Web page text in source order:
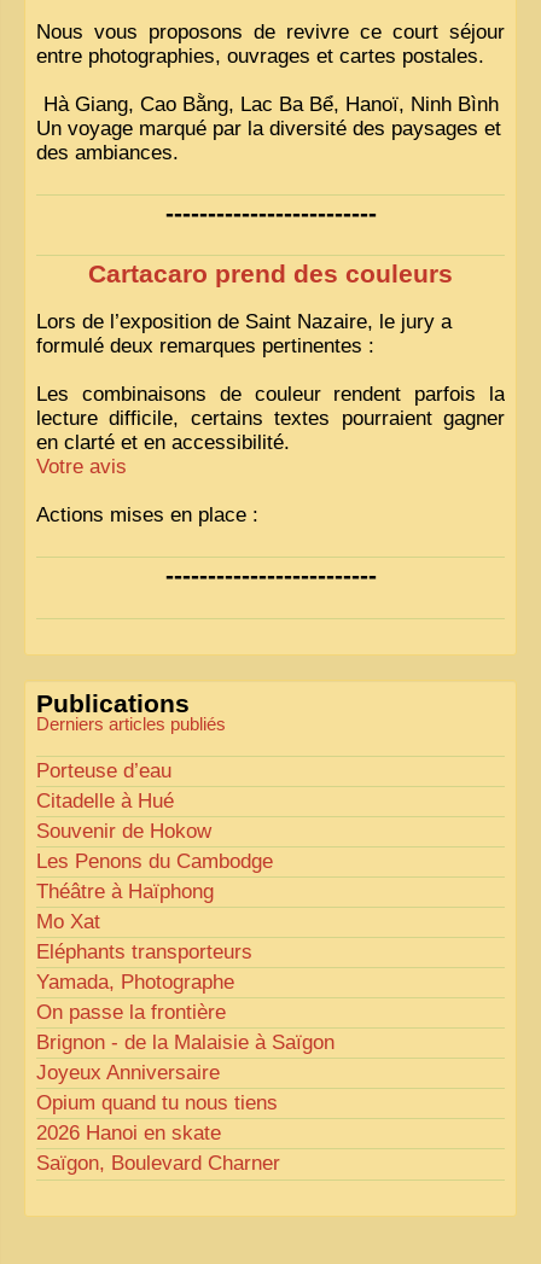
Nous vous proposons de revivre ce court séjour
entre photographies, ouvrages et cartes postales.
Hà Giang, Cao Bằng, Lac Ba Bể, Hanoï, Ninh Bình
Un voyage marqué par la diversité des paysages et
des ambiances.
-------------------------
Cartacaro prend des couleurs
Lors de l’exposition de Saint Nazaire, le jury a
formulé deux remarques pertinentes :
Les combinaisons de couleur rendent parfois la
lecture difficile, certains textes pourraient gagner
en clarté et en accessibilité.
Votre avis
Actions mises en place :
Nous avons déjà ajusté les couleurs pour améliorer
la lisibilité. Votre avis nous intéresse !
« Comme tout bon collectionneur le sait, la
perfection est un idéal… mais nous y travaillons
-------------------------
Publications
Derniers articles publiés
Porteuse d’eau
Citadelle à Hué
Souvenir de Hokow
Les Penons du Cambodge
Théâtre à Haïphong
Mo Xat
Eléphants transporteurs
Yamada, Photographe
On passe la frontière
Brignon - de la Malaisie à Saïgon
Joyeux Anniversaire
Opium quand tu nous tiens
2026 Hanoi en skate
Saïgon, Boulevard Charner